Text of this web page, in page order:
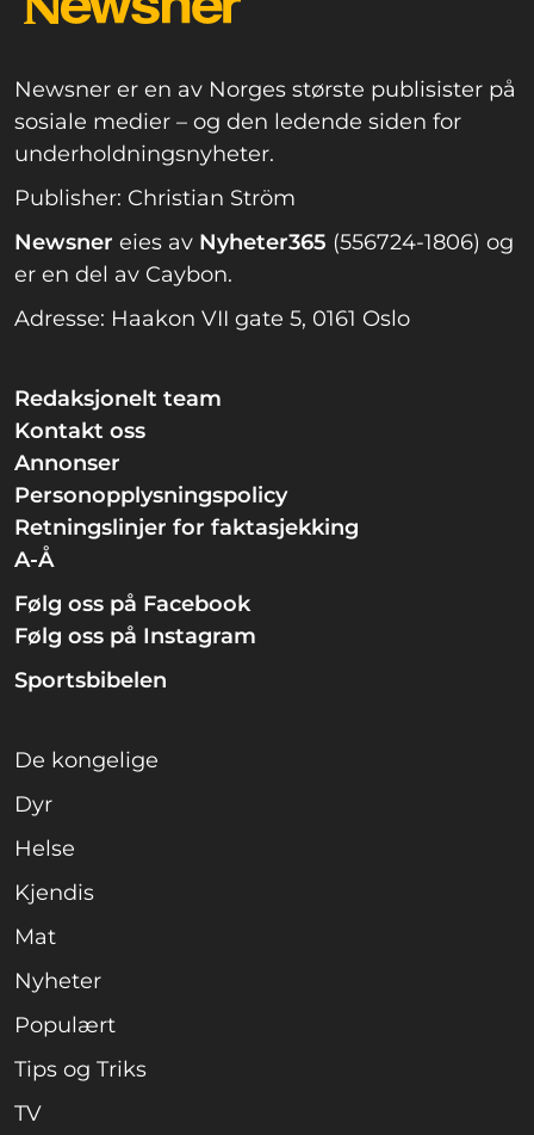
Newsner er en av Norges største publisister på
sosiale medier – og den ledende siden for
underholdningsnyheter.
Publisher: Christian Ström
Newsner eies av Nyheter365 (556724-1806) og
er en del av Caybon.
Adresse: Haakon VII gate 5, 0161 Oslo
Redaksjonelt team
Kontakt oss
Annonser
Personopplysningspolicy
Retningslinjer for faktasjekking
A-Å
Følg oss på Facebook
Følg oss på Instagram
Sportsbibelen
De kongelige
Dyr
Helse
Kjendis
Mat
Nyheter
Populært
Tips og Triks
TV